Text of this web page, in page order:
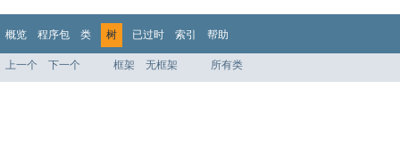
概览 程序包 类 树 已过时 索引 帮助
上一个 下一个 框架 无框架 所有类